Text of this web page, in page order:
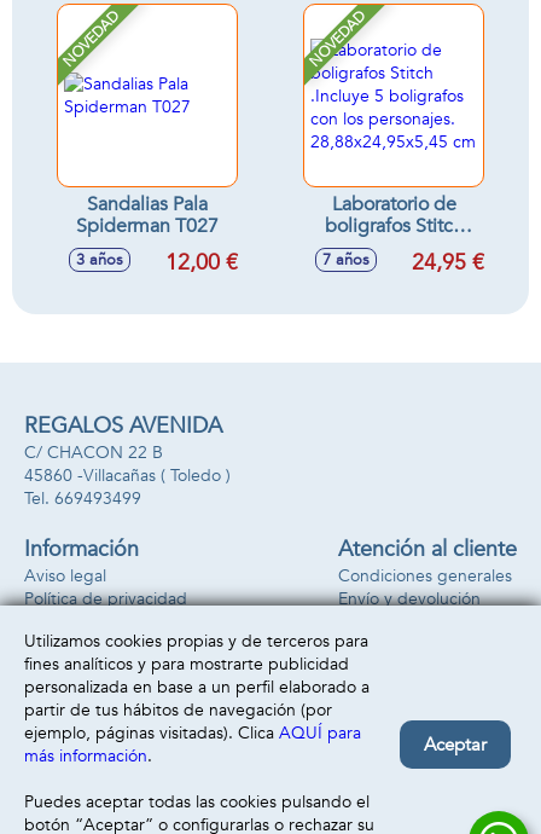
34x4,6x25,5cm
NOVEDAD
Sandalias Pala
Spiderman T027
3 años 12,00 €
NOVEDAD
Laboratorio de
boligrafos Stitch
.Incluye 5
boligrafos con los
28,88x24,95x5,45
7 años 24,95 €
REGALOS AVENIDA
C/ CHACON 22 B
45860 -Villacañas ( Toledo )
669493499
Información
Aviso legal
Política de privacidad
Atención al cliente
Condiciones generales
Envío y devolución
Formas de pago
Utilizamos cookies propias y de terceros para
fines analíticos y para mostrarte publicidad
personalizada en base a un perfil elaborado a
partir de tus hábitos de navegación (por
ejemplo, páginas visitadas). Clica AQUÍ para
más información.
Puedes aceptar todas las cookies pulsando el
botón “Aceptar” o configurarlas o rechazar su
Aceptar